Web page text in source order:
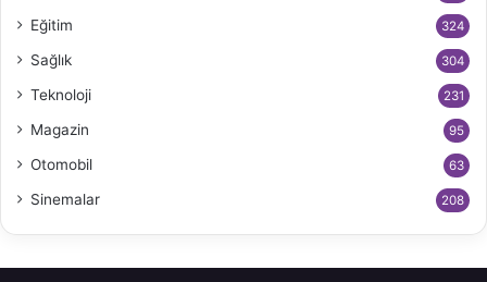
Eğitim 324
Sağlık 304
Teknoloji 231
Magazin 95
Otomobil 63
Sinemalar 208